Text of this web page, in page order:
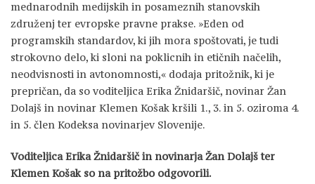
mednarodnih medijskih in posameznih stanovskih
združenj ter evropske pravne prakse. »Eden od
programskih standardov, ki jih mora spoštovati, je tudi
strokovno delo, ki sloni na poklicnih in etičnih načelih,
neodvisnosti in avtonomnosti,« dodaja pritožnik, ki je
prepričan, da so voditeljica Erika Žnidaršič, novinar Žan
Dolajš in novinar Klemen Košak kršili 1., 3. in 5. oziroma 4.
in 5. člen Kodeksa novinarjev Slovenije.
Voditeljica Erika Žnidaršič in novinarja Žan Dolajš ter
Klemen Košak so na pritožbo odgovorili.